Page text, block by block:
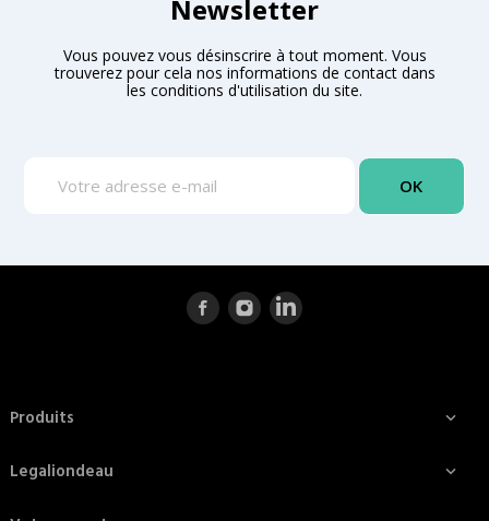
Newsletter
Vous pouvez vous désinscrire à tout moment. Vous
trouverez pour cela nos informations de contact dans
les conditions d'utilisation du site.
Produits 
Legaliondeau 